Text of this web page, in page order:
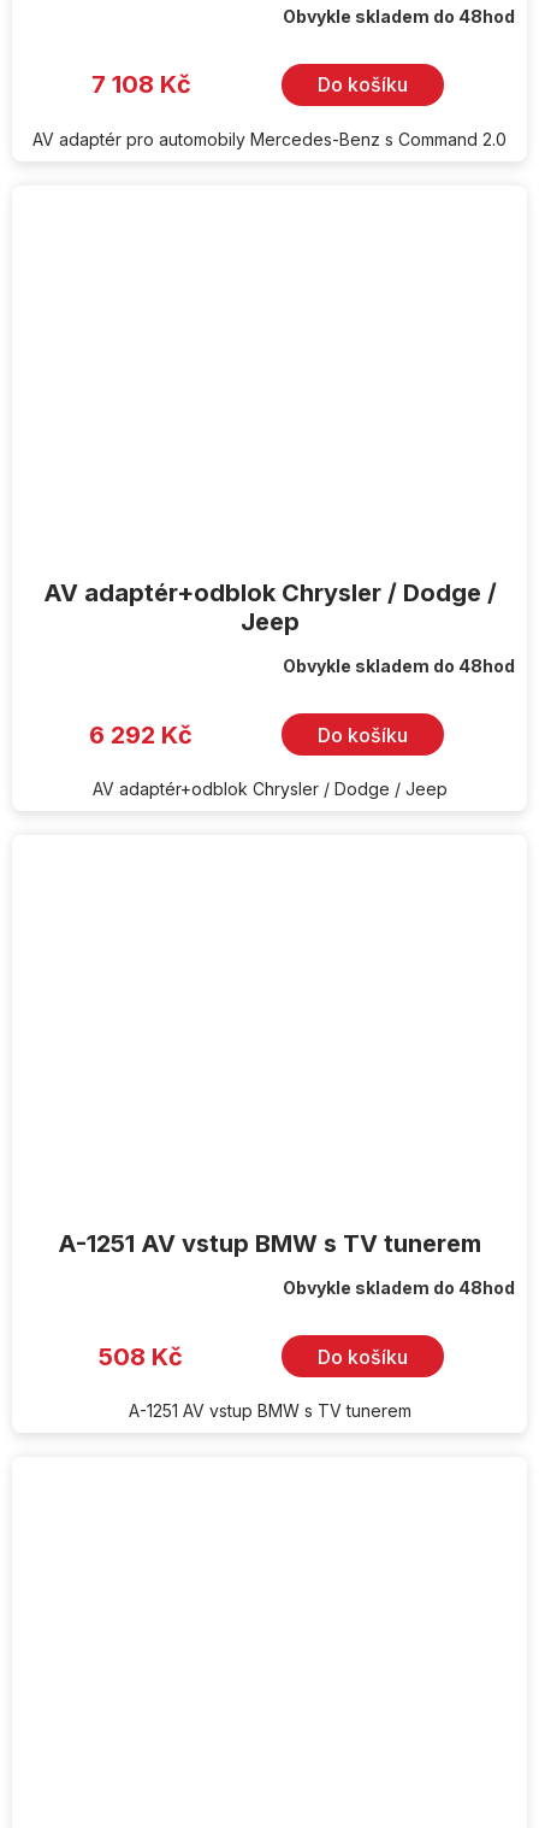
Obvykle skladem do 48hod
7 108 Kč Do košíku
AV adaptér pro automobily Mercedes-Benz s Command 2.0
AV adaptér+odblok Chrysler / Dodge /
Jeep
Obvykle skladem do 48hod
6 292 Kč Do košíku
AV adaptér+odblok Chrysler / Dodge / Jeep
A-1251 AV vstup BMW s TV tunerem
Obvykle skladem do 48hod
508 Kč Do košíku
A-1251 AV vstup BMW s TV tunerem